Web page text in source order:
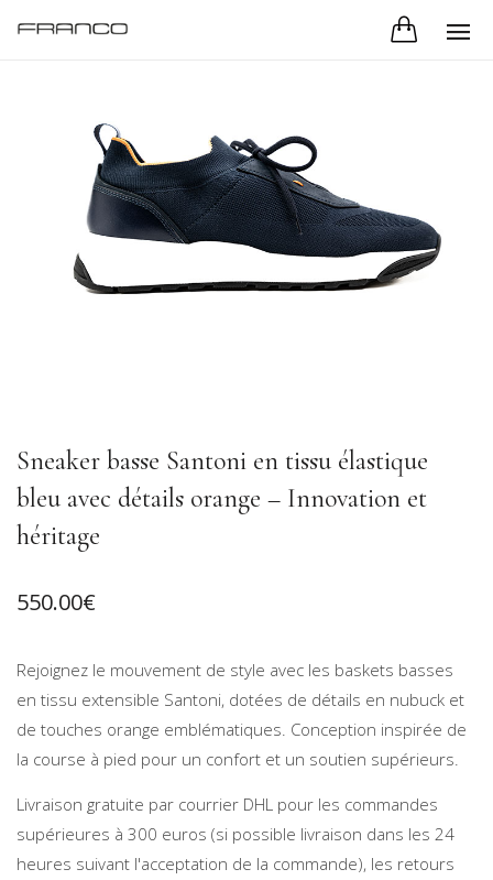
Sneaker basse Santoni en tissu élastique
bleu avec détails orange – Innovation et
héritage
550.00€
Rejoignez le mouvement de style avec les baskets basses
en tissu extensible Santoni, dotées de détails en nubuck et
de touches orange emblématiques. Conception inspirée de
la course à pied pour un confort et un soutien supérieurs.
Livraison gratuite par courrier DHL pour les commandes
supérieures à 300 euros (si possible livraison dans les 24
heures suivant l'acceptation de la commande), les retours